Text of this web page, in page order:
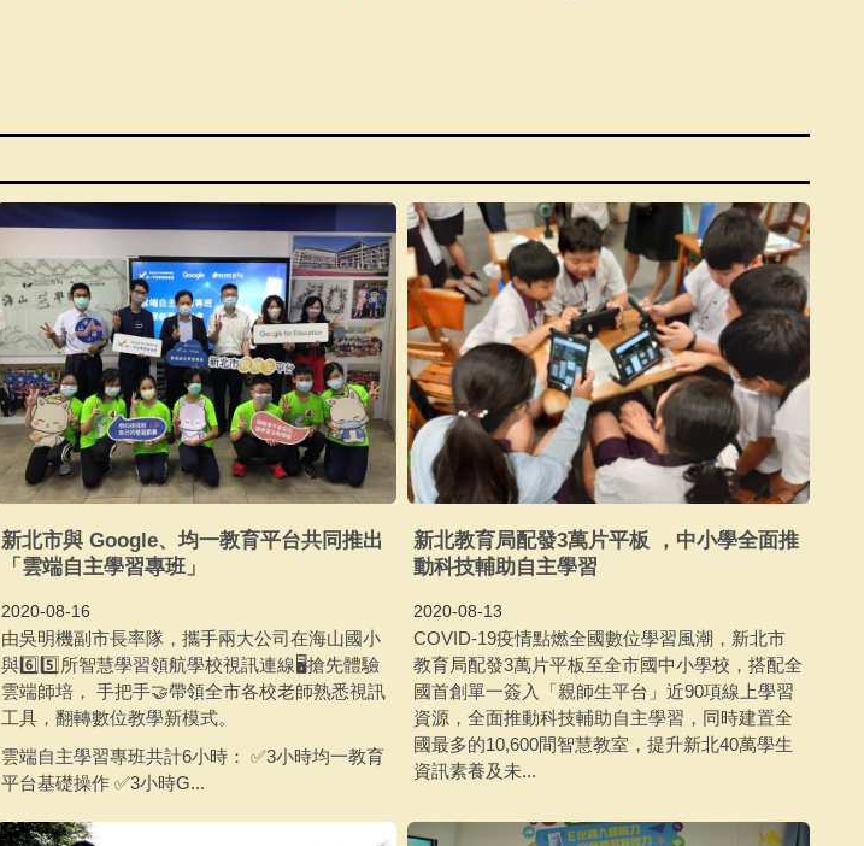
新北市與 Google、均一教育平台共同推出
「雲端自主學習專班」
2020-08-16
由吳明機副市長率隊，攜手兩大公司在海山國小
與6️⃣5️⃣所智慧學習領航學校視訊連線🖥搶先體驗
雲端師培， 手把手🤝帶領全市各校老師熟悉視訊
工具，翻轉數位教學新模式。
雲端自主學習專班共計6小時： ✅3小時均一教育
平台基礎操作 ✅3小時G...
新北教育局配發3萬片平板 ，中小學全面推
動科技輔助自主學習
2020-08-13
COVID-19疫情點燃全國數位學習風潮，新北市
教育局配發3萬片平板至全市國中小學校，搭配全
國首創單一簽入「親師生平台」近90項線上學習
資源，全面推動科技輔助自主學習，同時建置全
國最多的10,600間智慧教室，提升新北40萬學生
資訊素養及未...